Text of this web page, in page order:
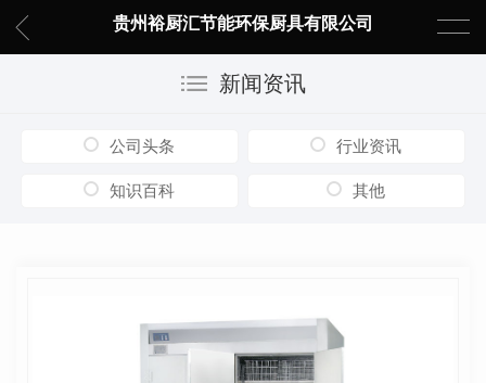
贵州裕厨汇节能环保厨具有限公司
新闻资讯
公司头条 行业资讯
知识百科 其他